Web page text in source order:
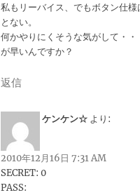
私もリーバイス、でもボタン仕様
とない。
何かやりにくそうな気がして・・
が早いんですか？
返信
ケンケン☆ より:
2010年12月16日 7:31 AM
SECRET: 0
PASS: